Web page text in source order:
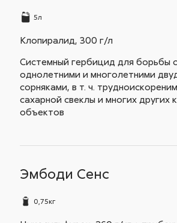
5л
Клопиралид, 300 г/л
Системный гербицид для борьбы
однолетними и многолетними
сорняками, в т. ч.
сахарной свеклы и многих других
объектов
Эмбоди Сенс
0,75кг